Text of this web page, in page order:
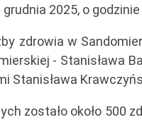
2025, o godzinie
zdrowia w
- Stanisława
Stanisława
zostało około 500